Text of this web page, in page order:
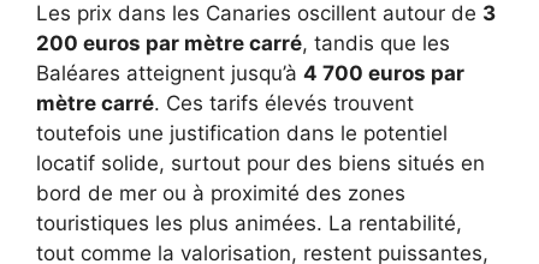
Les prix dans les Canaries oscillent autour de 3
200 euros par mètre carré, tandis que les
Baléares atteignent jusqu’à 4 700 euros par
mètre carré. Ces tarifs élevés trouvent
toutefois une justification dans le potentiel
locatif solide, surtout pour des biens situés en
bord de mer ou à proximité des zones
touristiques les plus animées. La rentabilité,
tout comme la valorisation, restent puissantes,